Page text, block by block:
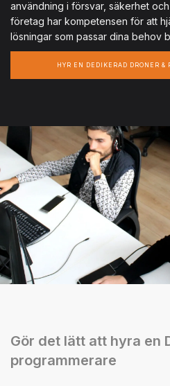
användning i försvar, säkerhet
företag har kompetensen för att
lösningar som passar dina behov
HYR EN DEDIKERAD DRONER &
Gör det lätt att hyra en
programmerare